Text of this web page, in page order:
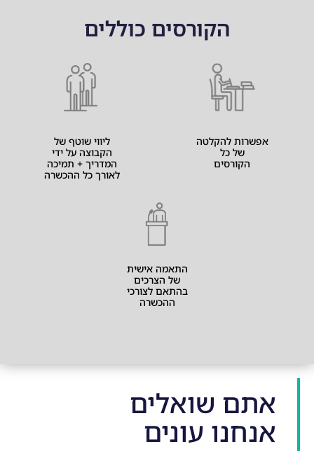
הקורסים כוללים
אפשרות להקלטה
של כל
הקורסים
ליווי שוטף של
הקבוצה על ידי
המדריך + תמיכה
לאורך כל ההכשרה
התאמה אישית
של הצרכים
בהתאם לצורכי
ההכשרה
אתם שואלים
אנחנו עונים